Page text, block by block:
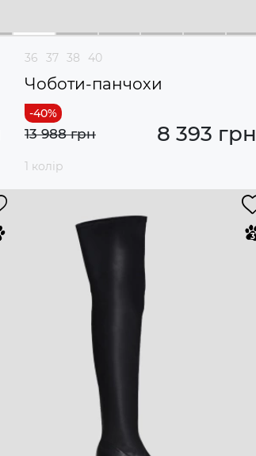
36 37 38 40
Чоботи-панчохи
8 393 грн
13 988 грн
1 колір